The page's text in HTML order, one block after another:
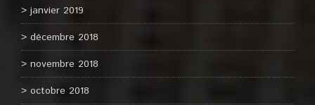
janvier 2019
décembre 2018
novembre 2018
octobre 2018